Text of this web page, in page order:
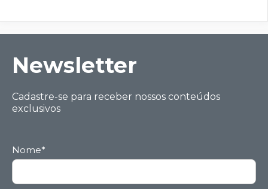
Ne wsletter
Cadastre-se para receber nossos conteúdos
exclusivos
Nome*